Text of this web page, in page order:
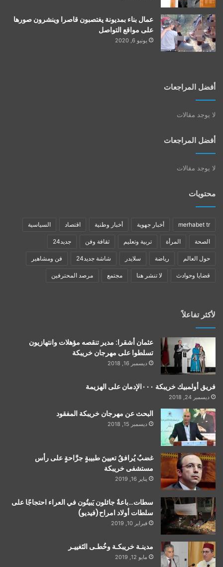
عمال بناء بمديونة يغتصبون قاصرا وينشرون صورها
على مواقع التواصل
يونيو 6, 2020
أفضل المراجعات
لا يوجد مقالات
أفضل المراجعات
لا يوجد مقالات
محتويات
merhabet tr أخبار جهوية أخبار وطنية اقتصاد السياسية
الصحة المرأة تربية وتعليم ثقافة وفن جديد24
حول العالم رياضة سلايدر شاشة جديد24 فن ومشاهير
قضايا وحوادث لا تنشر هنا مجتمع مرصد المحترفين
لأكثر تفاعلاً
عثمان أشقرا: مدير تنقصه مؤهلات وانتهازيون
تسلطوا على مهرجان خريبكة
ديسمبر 16, 2018
فريق أولمبيك خريبكة ٠٠٠الإدمان على الهزيمة
ديسمبر 24, 2018
البحث عن مهرجان خريبكة المفقود
ديسمبر 15, 2018
غضبٌ يُرافقُ تعيينَ طبيبةٍ جرَّاحةٍ على رأس
مستشفى خريبكة
يناير 16, 2019
سطات…باعةٌ جائلون يَبيتُون في العراء احتجاجًا على
سلطات أولاد امراح(فيديو)
فبراير 10, 2019
مدينـة خريبكـة وخُطـى التَغييـر
مايو 12, 2019